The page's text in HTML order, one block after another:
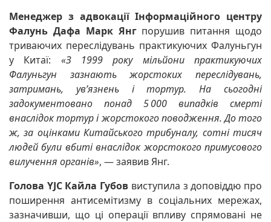
Менеджер з адвокації Інформаційного центру
Фалунь Дафа Марк Янгпорушив питання щодо
триваючих переслідувань практикуючих Фалуньгун
у Китаї: «З 1999 року мільйони практикуючих
Фалуньгун зазнають жорстоких переслідувань,
затримань, ув’язнень і тортур. На сьогодні
задокументовано понад 5 000 випадків смерті
внаслідок тортур і жорстокого поводження. До того
ж, за оцінками Китайського трибуналу, сотні тисяч
людей були вбиті внаслідок жорстокого примусового
вилучення органів», — заявив Янг.
Голова YJC Кайла Губов виступила з доповіддю про
поширення антисемітизму в соціальних мережах,
зазначивши, що ці операції впливу спрямовані не